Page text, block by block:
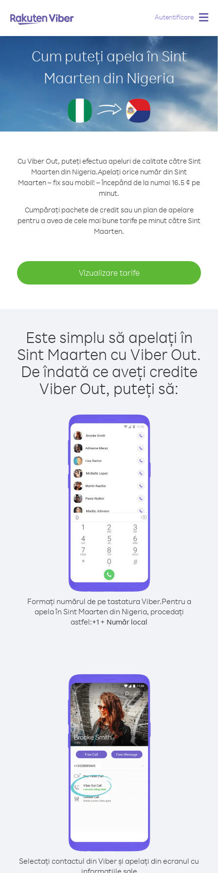
Autentificare
Cum puteți apela în Sint
Maarten din Nigeria
Cu Viber Out, puteți efectua apeluri de calitate către Sint
Maarten din Nigeria.Apelați orice număr din Sint
Maarten – fix sau mobil! – începând de la numai 16.5 ¢ pe
minut.
Cumpărați pachete de credit sau un plan de apelare
pentru a avea de cele mai bune tarife pe minut către Sint
Maarten.
Vizualizare tarife
Este simplu să apelați în
Sint Maarten cu Viber Out.
De îndată ce aveți credite
Viber Out, puteți să:
Formați numărul de pe tastatura Viber.Pentru a
apela în Sint Maarten din Nigeria, procedați
astfel:+1 + Număr local
Selectați contactul din Viber și apelați din ecranul cu
informațiile sale